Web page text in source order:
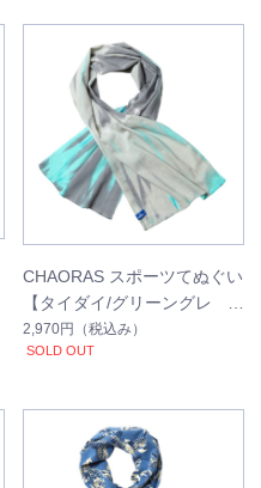
CHAORAS スポーツてぬぐい
【タイダイ/グリーングレ
ー】
2,970円 （税込み）
SOLD OUT